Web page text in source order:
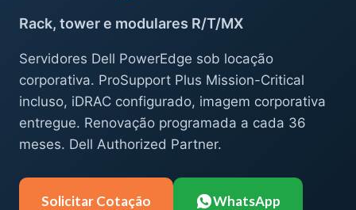
Rack, tower e modulares R/T/MX
Servidores Dell PowerEdge sob locação
corporativa. ProSupport Plus Mission-Critical
incluso, iDRAC configurado, imagem corporativa
entregue. Renovação programada a cada 36
meses. Dell Authorized Partner.
Solicitar Cotação WhatsApp